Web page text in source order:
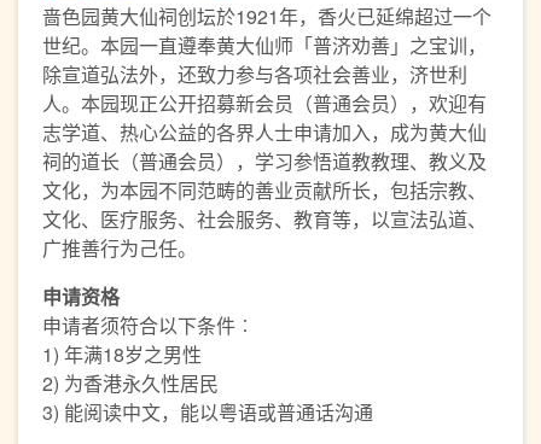
啬色园黄大仙祠创坛於1921年，香火已延绵超过一个
世纪。本园一直遵奉黄大仙师「普济劝善」之宝训，
除宣道弘法外，还致力参与各项社会善业，济世利
人。本园现正公开招募新会员（普通会员），欢迎有
志学道、热心公益的各界人士申请加入，成为黄大仙
祠的道长（普通会员），学习参悟道教教理、教义及
文化，为本园不同范畴的善业贡献所长，包括宗教、
文化、医疗服务、社会服务、教育等，以宣法弘道、
广推善行为己任。
申请资格
申请者须符合以下条件︰
1) 年满18岁之男性
2) 为香港永久性居民
3) 能阅读中文，能以粤语或普通话沟通